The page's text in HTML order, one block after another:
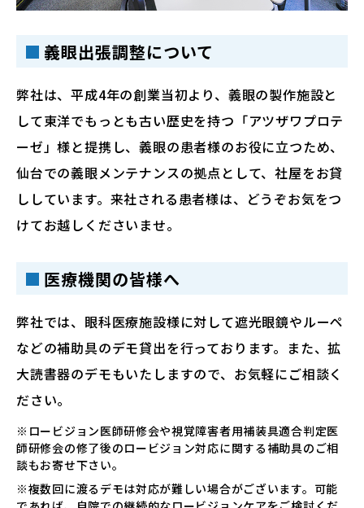
義眼出張調整について
弊社は、平成4年の創業当初より、義眼の製作施設と
して東洋でもっとも古い歴史を持つ「アツザワプロテ
ーゼ」様と提携し、義眼の患者様のお役に立つため、
仙台での義眼メンテナンスの拠点として、社屋をお貸
ししています。来社される患者様は、どうぞお気をつ
けてお越しくださいませ。
医療機関の皆様へ
弊社では、眼科医療施設様に対して遮光眼鏡やルーペ
などの補助具のデモ貸出を行っております。また、拡
大読書器のデモもいたしますので、お気軽にご相談く
ださい。
※ロービジョン医師研修会や視覚障害者用補装具適合判定医
師研修会の修了後のロービジョン対応に関する補助具のご相
談もお寄せ下さい。
※複数回に渡るデモは対応が難しい場合がございます。可能